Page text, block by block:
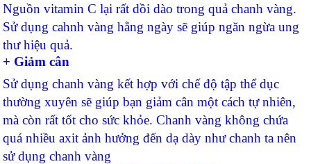
Nguồn vitamin C lại rất dồi dào trong quả chanh vàng.
Sử dụng cahnh vàng hằng ngày sẽ giúp ngăn ngừa ung
thư hiệu quả.
+ Giảm cân
Sử dụng chanh vàng kết hợp với chế độ tập thể dục
thường xuyên sẽ giúp bạn giảm cân một cách tự nhiên,
mà còn rất tốt cho sức khỏe. Chanh vàng không chứa
quá nhiều axit ảnh hưởng đến dạ dày như chanh ta nên
sử dụng chanh vàng